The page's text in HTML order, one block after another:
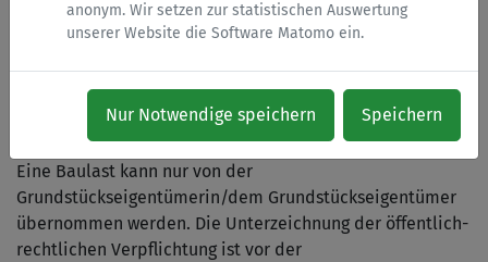
anonym. Wir setzen zur statistischen Auswertung
unserer Website die Software Matomo ein.
Nur Notwendige speichern Speichern
Solche öffentlich-rechtlichen Belastungen können neben
den so genannten privatrechtlichen Belastungen, die in
Abteilung II des Grundbuchs zu finden sind, bestehen.
Baulasten sind jedoch vom Grundbuch völlig unabhängig
und werden dort auch nicht eingetragen.
Eine Baulast kann nur von der
Grundstückseigentümerin/dem Grundstückseigentümer
übernommen werden. Die Unterzeichnung der öffentlich-
rechtlichen Verpflichtung ist vor der